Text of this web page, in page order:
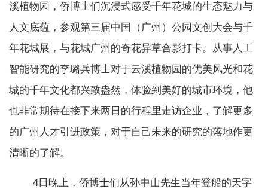
溪植物园，侨博士们沉浸式感受千年花城的生态魅力与
人文底蕴，参观第三届中国（广州）公园文创大会与千
年花城展，与花城广州的奇花异草合影打卡。从事人工
智能研究的李璐兵博士对于云溪植物园的优美风光和花
城的千年文化都兴致盎然，体验到美好的城市环境，他
也非常期待在接下来两日的行程里走访企业，了解更多
的广州人才引进政策，对于自己未来的研究的落地作更
清晰的了解。
4日晚上，侨博士们从孙中山先生当年登船的天字